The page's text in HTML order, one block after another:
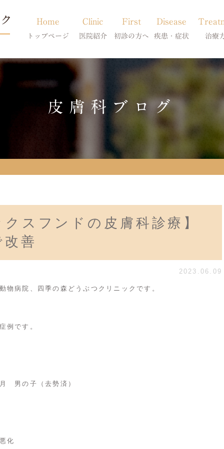
Home
トップページ
Clinic
医院紹介
当院のご紹介
獣医師紹介
First
初診の方へ
初診の方へ
Disease
疾患・症状
アトピー・アレルギー
膿皮症・脂漏症
脱毛症・アロペシアX
アポキルが効かない皮膚病
治療
体質改善・食
皮膚科ブログ
スフンドの皮膚科診療】
善
2023.06.09
物病院、四季の森どうぶつクリニックです。
例です。
男の子（去勢済）
化